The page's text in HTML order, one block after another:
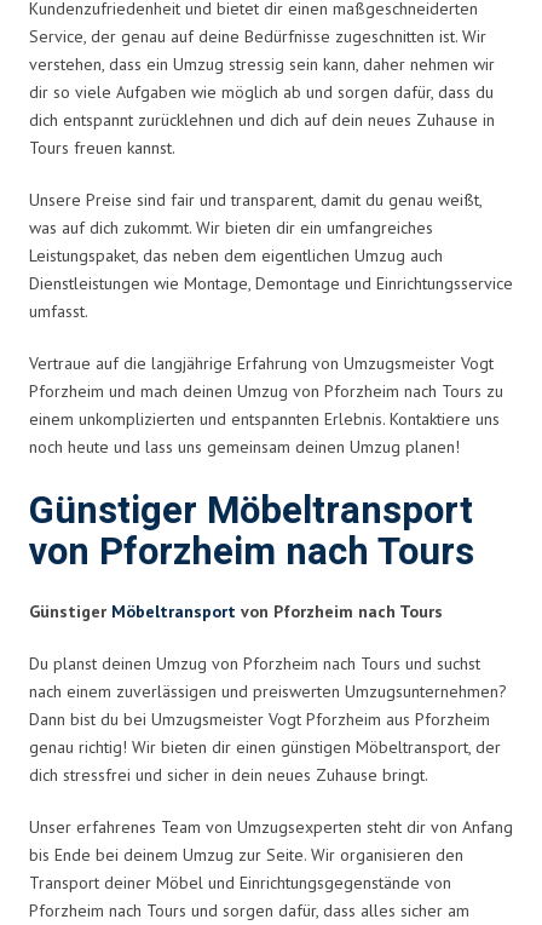
Kundenzufriedenheit und bietet dir einen maßgeschneiderten
Service, der genau auf deine Bedürfnisse zugeschnitten ist. Wir
verstehen, dass ein Umzug stressig sein kann, daher nehmen wir
dir so viele Aufgaben wie möglich ab und sorgen dafür, dass du
dich entspannt zurücklehnen und dich auf dein neues Zuhause in
Tours freuen kannst.
Unsere Preise sind fair und transparent, damit du genau weißt,
was auf dich zukommt. Wir bieten dir ein umfangreiches
Leistungspaket, das neben dem eigentlichen Umzug auch
Dienstleistungen wie Montage, Demontage und Einrichtungsservice
umfasst.
Vertraue auf die langjährige Erfahrung von Umzugsmeister Vogt
Pforzheim und mach deinen Umzug von Pforzheim nach Tours zu
einem unkomplizierten und entspannten Erlebnis. Kontaktiere uns
noch heute und lass uns gemeinsam deinen Umzug planen!
Günstiger Möbeltransport
von Pforzheim nach Tours
Günstiger Möbeltransport von Pforzheim nach Tours
Du planst deinen Umzug von Pforzheim nach Tours und suchst
nach einem zuverlässigen und preiswerten Umzugsunternehmen?
Dann bist du bei Umzugsmeister Vogt Pforzheim aus Pforzheim
genau richtig! Wir bieten dir einen günstigen Möbeltransport, der
dich stressfrei und sicher in dein neues Zuhause bringt.
Unser erfahrenes Team von Umzugsexperten steht dir von Anfang
bis Ende bei deinem Umzug zur Seite. Wir organisieren den
Transport deiner Möbel und Einrichtungsgegenstände von
Pforzheim nach Tours und sorgen dafür, dass alles sicher am